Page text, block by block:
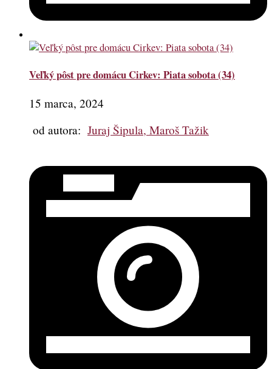
Veľký pôst pre domácu Cirkev: Piata sobota (34)
15 marca, 2024
od autora: Juraj Šipula, Maroš Tažik